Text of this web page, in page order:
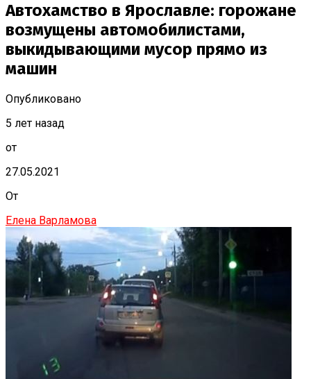
Автохамство в Ярославле: горожане
возмущены автомобилистами,
выкидывающими мусор прямо из
машин
Опубликовано
5 лет назад
от
27.05.2021
От
Елена Варламова